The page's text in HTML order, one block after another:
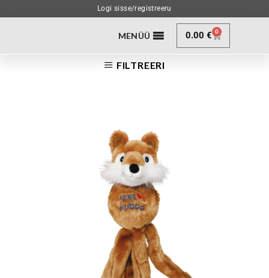
Logi sisse/registreeru
MENÜÜ 0.00€ 0
FILTREERI